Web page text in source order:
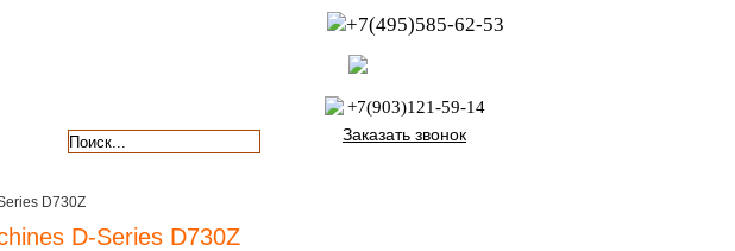
+7(495)585-62-53
+7(903)121-59-14
Заказать звонок
D730Z
D-Series D730Z